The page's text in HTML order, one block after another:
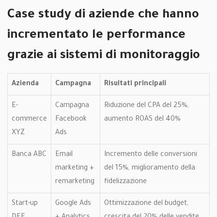
Case study di aziende che hanno
incrementato le performance
grazie ai sistemi di monitoraggio
Azienda Campagna Risultati principali
E-
commerce
XYZ
Campagna
Facebook
Ads
Riduzione del CPA del 25%,
aumento ROAS del 40%
Banca ABC
Email
marketing +
remarketing
Incremento delle conversioni
del 15%, miglioramento della
fidelizzazione
Start-up
Google Ads
Ottimizzazione del budget,